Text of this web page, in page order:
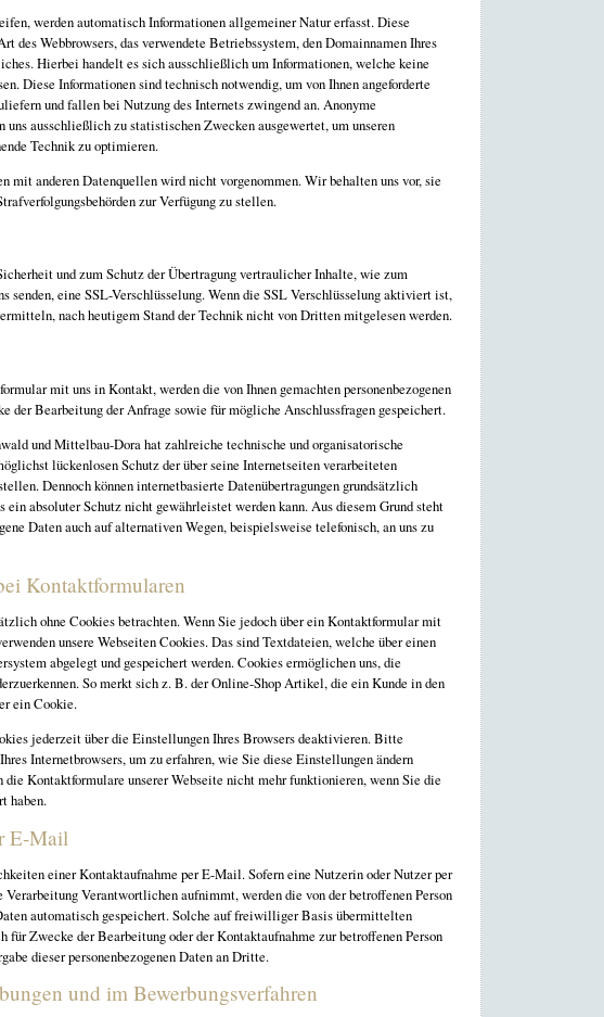
werden automatisch Informationen allgemeiner Natur erfasst. Diese
des Webbrowsers, das verwendete Betriebssystem, den Domainnamen Ihres
Hierbei handelt es sich ausschließlich um Informationen, welche keine
Diese Informationen sind technisch notwendig, um von Ihnen angeforderte
und fallen bei Nutzung des Internets zwingend an. Anonyme
ausschließlich zu statistischen Zwecken ausgewertet, um unseren
Technik zu optimieren.
mit anderen Datenquellen wird nicht vorgenommen. Wir behalten uns vor, sie
zur Verfügung zu stellen.
und zum Schutz der Übertragung vertraulicher Inhalte, wie zum
senden, eine SSL-Verschlüsselung. Wenn die SSL Verschlüsselung aktiviert ist,
nach heutigem Stand der Technik nicht von Dritten mitgelesen werden.
mit uns in Kontakt, werden die von Ihnen gemachten personenbezogenen
der Bearbeitung der Anfrage sowie für mögliche Anschlussfragen gespeichert.
und Mittelbau-Dora hat zahlreiche technische und organisatorische
lückenlosen Schutz der über seine Internetseiten verarbeiteten
Dennoch können internetbasierte Datenübertragungen grundsätzlich
ein absoluter Schutz nicht gewährleistet werden kann. Aus diesem Grund steht
Daten auch auf alternativen Wegen, beispielsweise telefonisch, an uns zu
Kontaktformularen
ohne Cookies betrachten. Wenn Sie jedoch über ein Kontaktformular mit
unsere Webseiten Cookies. Das sind Textdateien, welche über einen
abgelegt und gespeichert werden. Cookies ermöglichen uns, die
So merkt sich z. B. der Online-Shop Artikel, die ein Kunde in den
ein Cookie.
jederzeit über die Einstellungen Ihres Browsers deaktivieren. Bitte
Internetbrowsers, um zu erfahren, wie Sie diese Einstellungen ändern
die Kontaktformulare unserer Webseite nicht mehr funktionieren, wenn Sie die
haben.
E-Mail
einer Kontaktaufnahme per E-Mail. Sofern eine Nutzerin oder Nutzer per
Verantwortlichen aufnimmt, werden die von der betroffenen Person
automatisch gespeichert. Solche auf freiwilliger Basis übermittelten
für Zwecke der Bearbeitung oder der Kontaktaufnahme zur betroffenen Person
dieser personenbezogenen Daten an Dritte.
und im Bewerbungsverfahren